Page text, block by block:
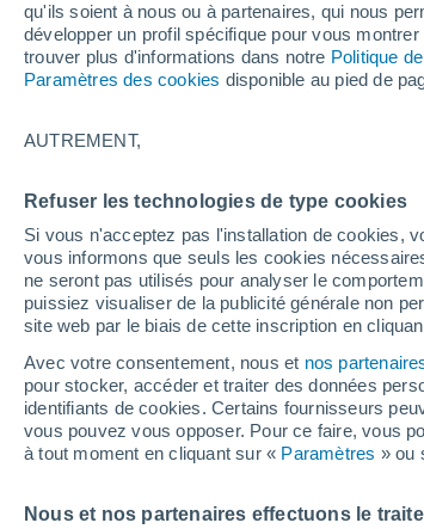
qu'ils soient à nous ou à partenaires, qui nous
développer un profil spécifique pour vous
trouver plus d'informations dans notre Politique
Paramètres des cookies disponible au pied de
AUTREMENT,
Refuser les technologies de type cookies
Si vous n'acceptez pas l'installation de cookies,
vous informons que seuls les cookies
ne seront pas utilisés pour analyser le
puissiez visualiser de la publicité générale non
site web par le biais de cette inscription en
Avec votre consentement, nous et nos
pour stocker, accéder et traiter des données
identifiants de cookies. Certains fournisseurs
vous pouvez vous opposer. Pour ce faire, vous
à tout moment en cliquant sur « Paramètres » ou
Nous et nos partenaires effectuons le
Aujourd´hui, 7 août Toute la
21°
Borisovka
33°
21°
Krasnaya
Yaruga